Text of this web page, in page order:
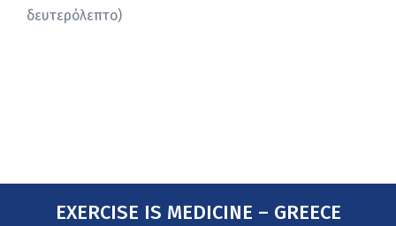
δευτερόλεπτο)
EXERCISE IS MEDICINE – GREECE